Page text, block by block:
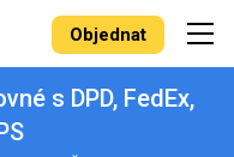
Objednat
s DPD, FedEx,